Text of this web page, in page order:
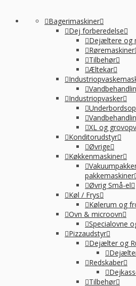
Bagerimaskiner
Dej forberedelse
Dejæltere og
Røremaskiner
Tilbehør
Æltekar
Industriopvasker
XL og
Konditorudstyr
Øvrige
Køkkenmaskiner
pakkemaskiner
Øvrig Små-el
Køl / Frys
Kølerum og
Ovn & microovn
Specialovne
Pizzaudstyr
Dejælter og
Redskaber
Tilbehør